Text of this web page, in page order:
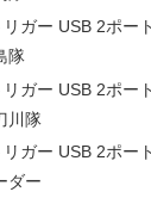
ガー USB 2ポー
隊
ガー USB 2ポー
川隊
ガー USB 2ポー
ダー